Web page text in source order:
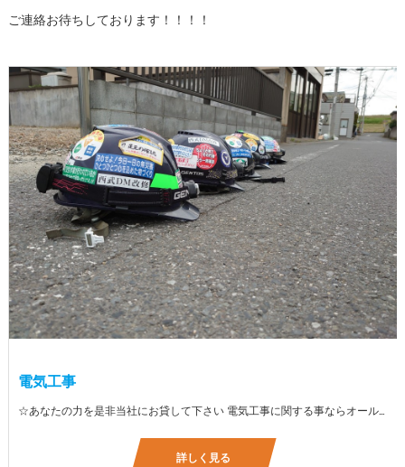
ご連絡お待ちしております！！！！
電気工事
☆あなたの力を是非当社にお貸して下さい 電気工事に関する事ならオールマイティに対応しております（室内配線・室外配線、スイッチコンセント取付け、照明器具取付け、配電盤取付け、エアコン取付け、LANケーブル配線、アンテナ取付けなど） 【工具支給致します】 また新品工具と新品作業服を完全支給を致します。 高品質の作業服と工具入社してくれた方には支給致します♪
詳しく見る